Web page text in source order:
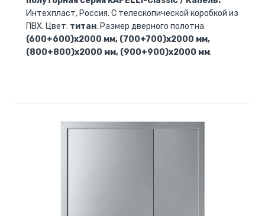
Интехпласт, Россия. С телескопической коробкой из
ПВХ. Цвет: титан. Размер дверного полотна:
(600+600)х2000 мм, (700+700)х2000 мм,
(800+800)х2000 мм, (900+900)х2000 мм.